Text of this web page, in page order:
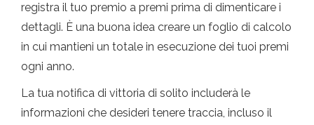
registra il tuo premio a premi prima di dimenticare i
dettagli. È una buona idea creare un foglio di calcolo
in cui mantieni un totale in esecuzione dei tuoi premi
ogni anno.
La tua notifica di vittoria di solito includerà le
informazioni che desideri tenere traccia, incluso il